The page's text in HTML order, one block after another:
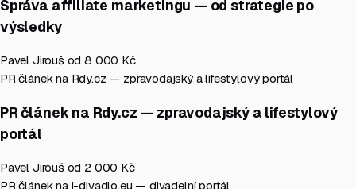
Správa affiliate marketingu — od strategie po
výsledky
Pavel Jirouš od 8 000 Kč
PR článek na Rdy.cz — zpravodajský a lifestylový portál
PR článek na Rdy.cz — zpravodajský a lifestylový
portál
Pavel Jirouš od 2 000 Kč
PR článek na i-divadlo.eu — divadelní portál